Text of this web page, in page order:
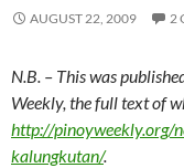
AUGUST 22, 2009 2
N.B. – This was
Weekly, the full text of
http://pinoyweekly.org/
kalungkutan/.